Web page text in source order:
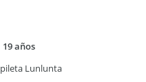
19 años
Lunlunta